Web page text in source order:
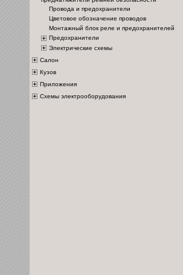
Провода и предохранители
Цветовое обозначение проводов
Монтажный блок реле и предохранителей
Предохранители
Электрические схемы
Салон
Кузов
Приложения
Схемы электрооборудования